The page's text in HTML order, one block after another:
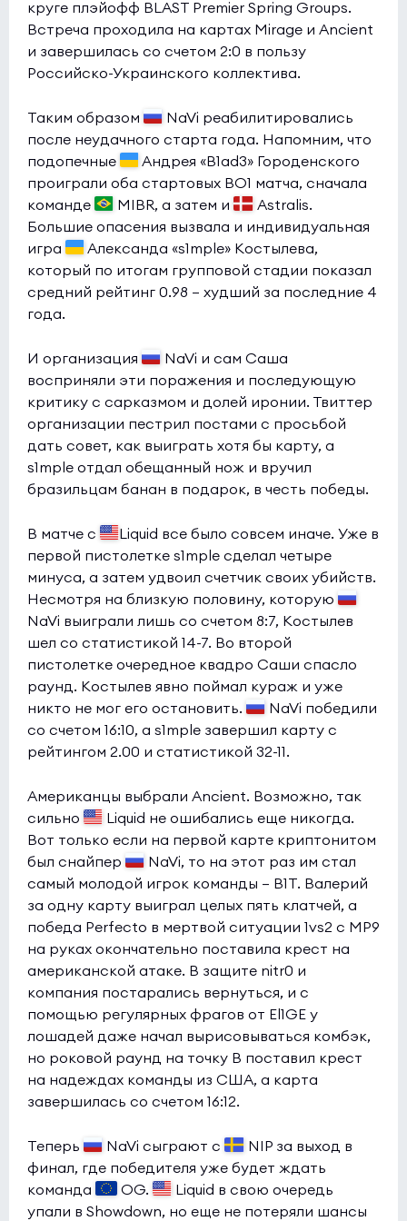
Iberian Soul
2:0
9INE 0
HOTU
Esports World Cup 2026 Open Qualifier (bo3)
FOKUS 1
Acend
0:0
Esports World Cup 2026 Open Qualifier(bo3)
BC.Game
OG
Esports World Cup 2026 Open Qualifier (bo3)
1win 1
Liquid
Esports World Cup 2026 Open Qualifier (bo3)
INFINITE 0
100 Thieves
0:0
Tipsport Open Cup 1(bo3)
UNiTY 0
(bo3)
DEPO
Game Point
круге плэйофф BLAST Premier Spring Groups.
Встреча проходила на картах Mirage и Ancient
и завершилась со счетом 2:0 в пользу
Российско-Украинского коллектива.
Таким образом
NaVi реабилитировались
после неудачного старта года. Напомним, что
подопечные
Андрея «B1ad3» Городенского
проиграли оба стартовых BO1 матча, сначала
команде
MIBR, а затем и
Astralis.
Большие опасения вызвала и индивидуальная
игра
Александа «s1mple» Костылева,
который по итогам групповой стадии показал
средний рейтинг 0.98 — худший за последние 4
года.
И организация
NaVi и сам Саша
восприняли эти поражения и последующую
критику с сарказмом и долей иронии. Твиттер
организации пестрил постами с просьбой
дать совет, как выиграть хотя бы карту, а
s1mple отдал обещанный нож и вручил
бразильцам банан в подарок, в честь победы.
В матче с
Liquid все было совсем иначе. Уже в
первой пистолетке s1mple сделал четыре
минуса, а затем удвоил счетчик своих убийств.
Несмотря на близкую половину, которую
NaVi выиграли лишь со счетом 8:7, Костылев
шел со статистикой 14-7. Во второй
пистолетке очередное квадро Саши спасло
раунд. Костылев явно поймал кураж и уже
никто не мог его остановить.
NaVi победили
со счетом 16:10, а s1mple завершил карту с
рейтингом 2.00 и статистикой 32-11.
Американцы выбрали Ancient. Возможно, так
сильно
Liquid не ошибались еще никогда.
Вот только если на первой карте криптонитом
был снайпер
NaVi, то на этот раз им стал
самый молодой игрок команды — B1T. Валерий
за одну карту выиграл целых пять клатчей, а
победа Perfecto в мертвой ситуации 1vs2 с MP9
на руках окончательно поставила крест на
американской атаке. В защите nitr0 и
компания постарались вернуться, и с
помощью регулярных фрагов от El1GE у
лошадей даже начал вырисовываться комбэк,
но роковой раунд на точку В поставил крест
на надеждах команды из США, а карта
завершилась со счетом 16:12.
Теперь NaVi сыграют с
NIP за выход в
финал, где победителя уже будет ждать
команда
OG.
Liquid в свою очередь
упали в Showdown, но еще не потеряли шансы